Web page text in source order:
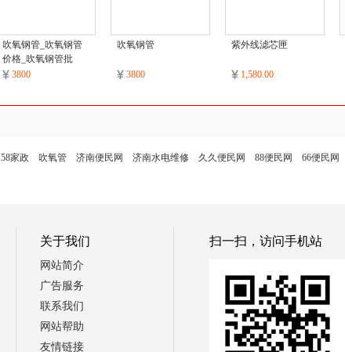
吹氧钢管_吹氧钢管
价格_吹氧钢管批
发/采购
3800
吹氧钢管
3800
紫外线滤芯匣
1,580.00
58家政 吹氧管 济南便民网 济南水电维修 久久便民网 88便民网 66便民网
关于我们
网站简介
广告服务
联系我们
网站帮助
友情链接
扫一扫，访问手机站